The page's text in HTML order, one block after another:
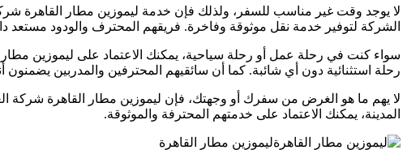
لا يوجد وقت غير مناسب للسفر، ولذلك فإن خدمة ليموزين مطار القاهرة
الشركة لتوفير خدمة نقل موثوقة وفاخرة. فريقهم المحترف والودود
سواء كنت في رحلة عمل أو رحلة سياحية، يمكنك الاعتماد على ليموزين مطار
رحلة استثنائية دون أي شائبة. كما أن سائقيهم المحترفين والمدربين
لا يهم ما هو الغرض من سفرك أو وجهتك، فإن ليموزين مطار القاهرة شركة
المدينة، يمكنك الاعتماد على خدمتهم المحترفة والموثوقة.
ليموزين مطار القاهرة